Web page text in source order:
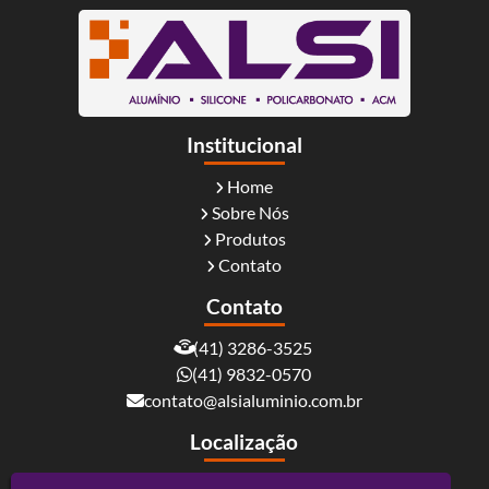
Institucional
Home
Sobre Nós
Produtos
Contato
Contato
(41) 3286-3525
(41) 9832-0570
contato@alsialuminio.com.br
Localização